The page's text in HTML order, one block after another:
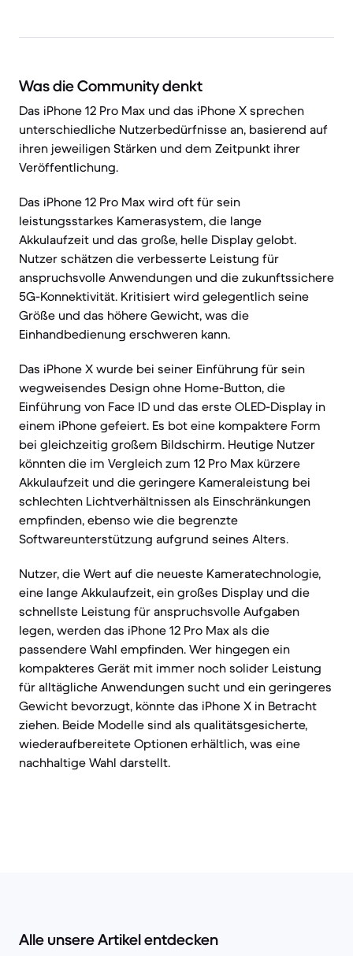
Was die Community denkt
Das iPhone 12 Pro Max und das iPhone X sprechen
unterschiedliche Nutzerbedürfnisse an, basierend auf
ihren jeweiligen Stärken und dem Zeitpunkt ihrer
Veröffentlichung.
Das iPhone 12 Pro Max wird oft für sein
leistungsstarkes Kamerasystem, die lange
Akkulaufzeit und das große, helle Display gelobt.
Nutzer schätzen die verbesserte Leistung für
anspruchsvolle Anwendungen und die zukunftssichere
5G-Konnektivität. Kritisiert wird gelegentlich seine
Größe und das höhere Gewicht, was die
Einhandbedienung erschweren kann.
Das iPhone X wurde bei seiner Einführung für sein
wegweisendes Design ohne Home-Button, die
Einführung von Face ID und das erste OLED-Display in
einem iPhone gefeiert. Es bot eine kompaktere Form
bei gleichzeitig großem Bildschirm. Heutige Nutzer
könnten die im Vergleich zum 12 Pro Max kürzere
Akkulaufzeit und die geringere Kameraleistung bei
schlechten Lichtverhältnissen als Einschränkungen
empfinden, ebenso wie die begrenzte
Softwareunterstützung aufgrund seines Alters.
Nutzer, die Wert auf die neueste Kameratechnologie,
eine lange Akkulaufzeit, ein großes Display und die
schnellste Leistung für anspruchsvolle Aufgaben
legen, werden das iPhone 12 Pro Max als die
passendere Wahl empfinden. Wer hingegen ein
kompakteres Gerät mit immer noch solider Leistung
für alltägliche Anwendungen sucht und ein geringeres
Gewicht bevorzugt, könnte das iPhone X in Betracht
ziehen. Beide Modelle sind als qualitätsgesicherte,
wiederaufbereitete Optionen erhältlich, was eine
nachhaltige Wahl darstellt.
Alle unsere Artikel entdecken